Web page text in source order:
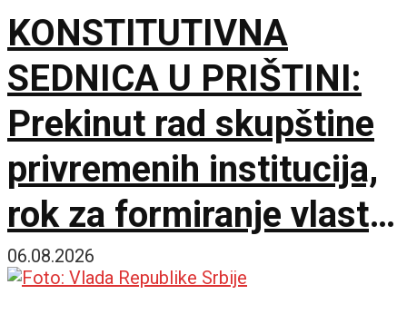
KONSTITUTIVNA
SEDNICA U PRIŠTINI:
Prekinut rad skupštine
privremenih institucija,
rok za formiranje vlasti
ističe sutra u ponoć
06.08.2026